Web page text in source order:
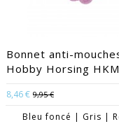
Bonnet anti-
Hobby Horsing HKM
8,46 € 9,95 €
Bleu foncé | Gris |